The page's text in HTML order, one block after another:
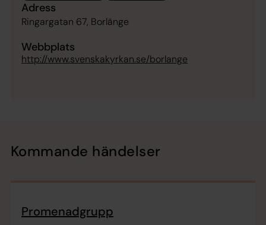
Adress
Ringargatan 67, Borlänge
Webbplats
http://www.svenskakyrkan.se/borlange
Kommande händelser
Promenadgrupp